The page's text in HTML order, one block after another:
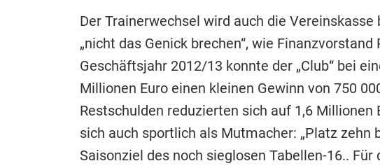
Der Trainerwechsel wird auch die Vereinskasse
„nicht das Genick brechen“, wie
Geschäftsjahr 2012/13 konnte der „Club“ bei
Millionen Euro einen kleinen Gewinn von 750
Restschulden reduzierten sich auf 1,6 Millionen
sich auch sportlich als Mutmacher: „Platz zehn
Saisonziel des noch sieglosen Tabellen-16.. Für